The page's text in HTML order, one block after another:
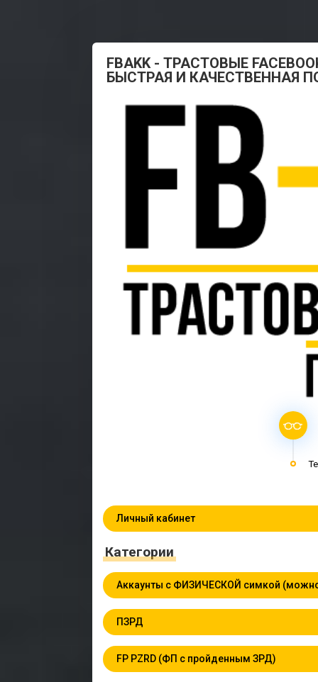
FBAKK - ТРАСТОВЫЕ
БЫСТРАЯ И КАЧЕСТВЕННАЯ
Личный кабинет
Категории
Аккаунты с ФИЗИЧЕСКОЙ симкой
ПЗРД
FP PZRD (ФП с пройденным ЗРД)